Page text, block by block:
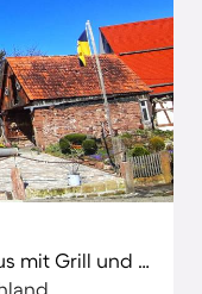
Familienfreundliches Ferienhaus mit Grill und Garten